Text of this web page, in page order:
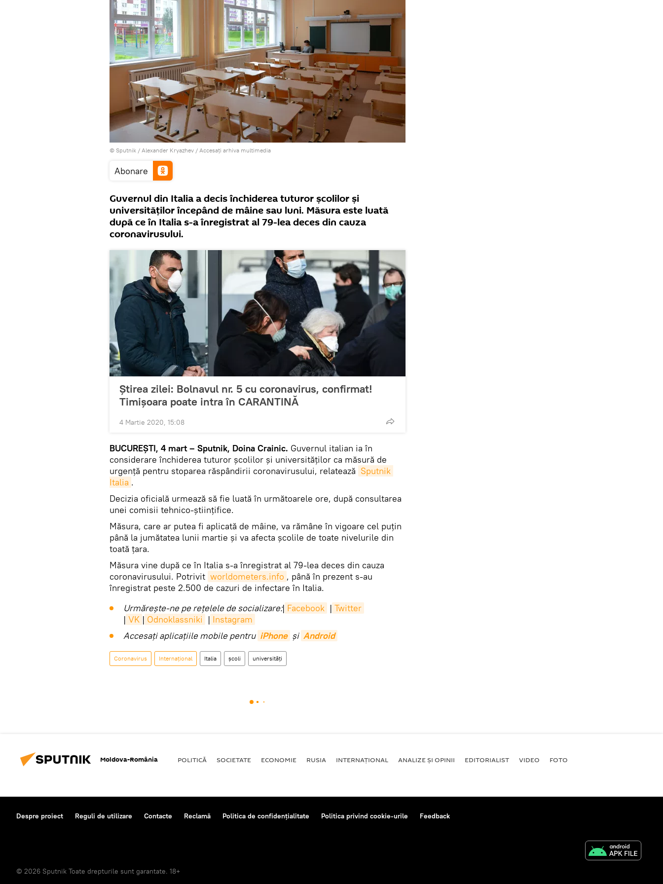
© Sputnik / Alexander Kryazhev / Accesați arhiva multimedia
Abonare
Guvernul din Italia a decis închiderea tuturor școlilor şi
universităţilor începând de mâine sau luni. Măsura este luată
după ce în Italia s-a înregistrat al 79-lea deces din cauza
coronavirusului.
Știrea zilei: Bolnavul nr. 5 cu coronavirus, confirmat!
Timișoara poate intra în CARANTINĂ
4 Martie 2020, 15:08
BUCUREŞTI, 4 mart – Sputnik, Doina Crainic. Guvernul italian ia în
considerare închiderea tuturor școlilor și universităților ca măsură de
urgență pentru stoparea răspândirii coronavirusului, relatează Sputnik
Italia .
Decizia oficială urmează să fie luată în următoarele ore, după consultarea
unei comisii tehnico-științifice.
Măsura, care ar putea fi aplicată de mâine, va rămâne în vigoare cel puțin
până la jumătatea lunii martie și va afecta școlile de toate nivelurile din
toată țara.
Măsura vine după ce în Italia s-a înregistrat al 79-lea deces din cauza
coronavirusului. Potrivit worldometers.info , până în prezent s-au
înregistrat peste 2.500 de cazuri de infectare în Italia.
Urmărește-ne pe rețelele de socializare:| Facebook | Twitter
| VK | Odnoklassniki | Instagram
Accesaţi aplicaţiile mobile pentru iPhone și Android
Coronavirus Internaţional Italia școli universități
Moldova-România POLITICĂ SOCIETATE ECONOMIE RUSIA INTERNAŢIONAL ANALIZE ȘI OPINII EDITORIALIST VIDEO FOTO
Despre proiect Reguli de utilizare Contacte Reclamă Politica de confidențialitate Politica privind cookie-urile Feedback
© 2026 Sputnik Toate drepturile sunt garantate. 18+